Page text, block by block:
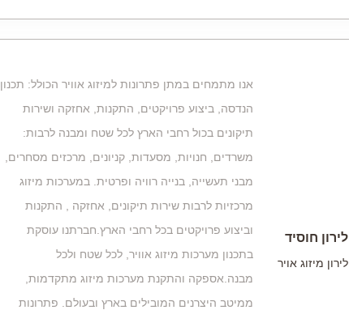
לירון חוסיד
לירון מיזוג אויר
אנו מתמחים במתן פתרונות למיזוג אוויר הכולל: תכנון,
הנדסה, ביצוע פרויקטים, התקנות, אחזקה ושירות
תיקונים בכול רחבי הארץ לכל שטח ומבנה לרבות:
משרדים, חנויות, מסעדות, קניונים, מרכזים מסחרים,
מבני תעשייה, בנייה רוויה ופרטית. במערכות מיזוג
מרכזיות לרבות שירות תיקונים, אחזקה , התקנות
וביצוע פרויקטים בכל רחבי הארץ.חברתנו עוסקת
בתכנון מערכות מיזוג אוויר, לכל שטח ולכל
מבנה.אספקה והתקנת מערכות מיזוג מתקדמות,
ממיטב היצרנים המובילים בארץ ובעולם. פתרונות